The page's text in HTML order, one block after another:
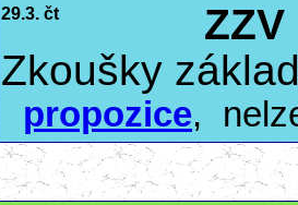
29.3. čt
ZZV
Zkoušky
propozice,